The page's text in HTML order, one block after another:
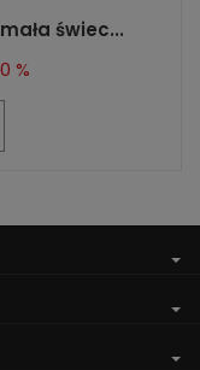
świec...
%